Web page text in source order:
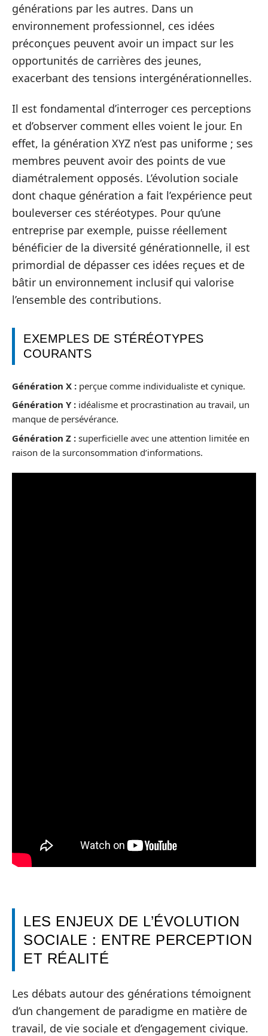
générations par les autres. Dans un
environnement professionnel, ces idées
préconçues peuvent avoir un impact sur les
opportunités de carrières des jeunes,
exacerbant des tensions intergénérationnelles.
Il est fondamental d’interroger ces perceptions
et d’observer comment elles voient le jour. En
effet, la génération XYZ n’est pas uniforme ; ses
membres peuvent avoir des points de vue
diamétralement opposés. L’évolution sociale
dont chaque génération a fait l’expérience peut
bouleverser ces stéréotypes. Pour qu’une
entreprise par exemple, puisse réellement
bénéficier de la diversité générationnelle, il est
primordial de dépasser ces idées reçues et de
bâtir un environnement inclusif qui valorise
l’ensemble des contributions.
EXEMPLES DE STÉRÉOTYPES
COURANTS
Génération X : perçue comme individualiste et cynique.
Génération Y : idéalisme et procrastination au travail, un
manque de persévérance.
Génération Z : superficielle avec une attention limitée en
raison de la surconsommation d’informations.
LES ENJEUX DE L’ÉVOLUTION
SOCIALE : ENTRE PERCEPTION
ET RÉALITÉ
Les débats autour des générations témoignent
d’un changement de paradigme en matière de
travail, de vie sociale et d’engagement civique.